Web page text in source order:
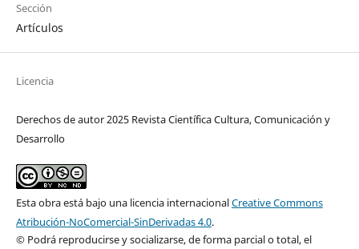
Sección
Artículos
Licencia
Derechos de autor 2025 Revista Científica Cultura, Comunicación y
Desarrollo
Esta obra está bajo una licencia internacionalCreative Commons
Atribución-NoComercial-SinDerivadas 4.0.
© Podrá reproducirse y socializarse, de forma parcial o total, el